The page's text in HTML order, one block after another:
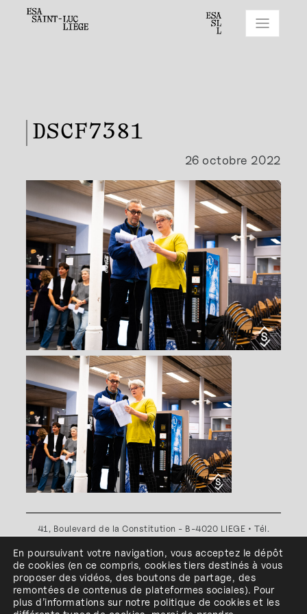
DSCF7381
26 octobre 2022
41, Boulevard de la Constitution - B-4020 LIEGE • Tél.
Plan d'accès•Politique de confidentialité•Politique de
cookies•Conditions générales
l'ESA Saint-Luc Liège est membre du
En poursuivant votre navigation, vous acceptez le dépôt
de cookies (en ce compris, cookiestiers destinés à vous
proposer des vidéos, des boutons de partage, des
remontées de contenus de plateformes sociales). Pour
plus d’informations sur notre politique de cookies et les